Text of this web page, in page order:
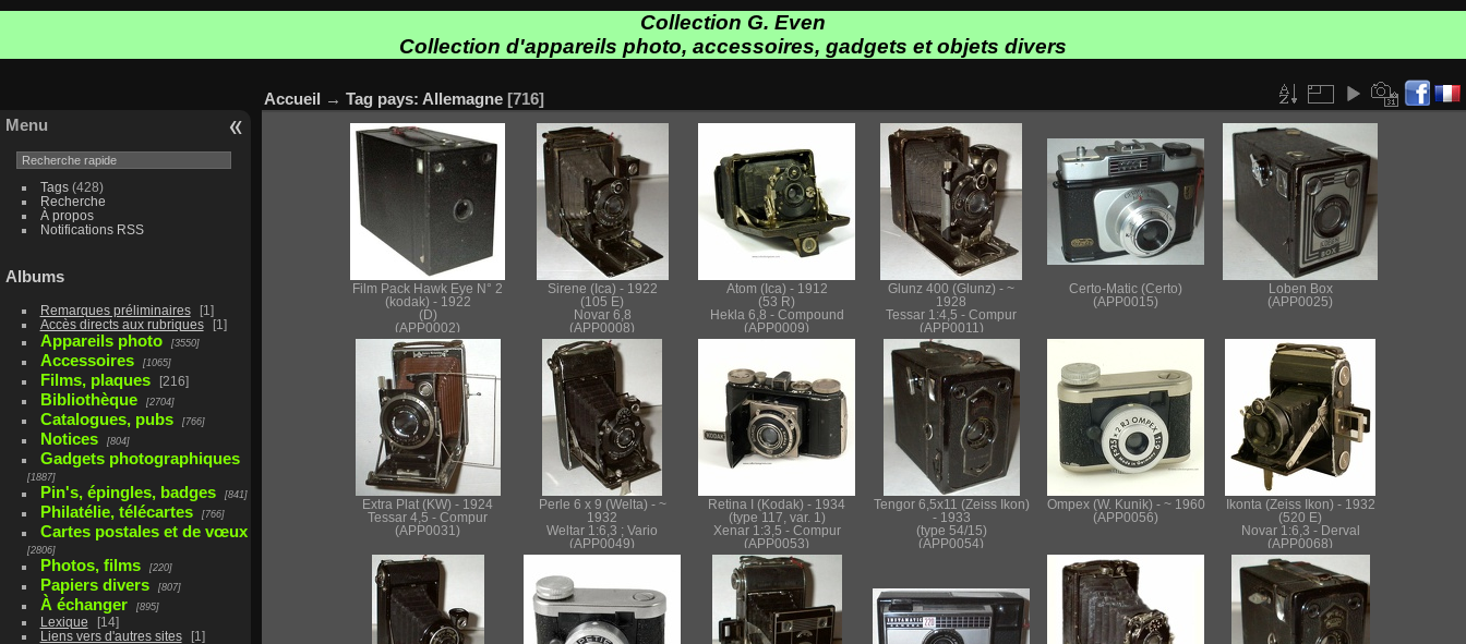
Collection G. Even
Collection d'appareils photo, accessoires, gadgets et objets divers
Menu
Tags(428)
Recherche
À propos
Notifications RSS
Albums
Remarques préliminaires
1
Accès directs aux rubriques
1
Appareils photo 3550
Accessoires 1065
Films, plaques 216
Bibliothèque 2704
Catalogues, pubs 766
Notices 804
Gadgets photographiques
1887
Pin's, épingles, badges 841
Philatélie, télécartes 766
Cartes postales et de vœux
2806
Photos, films 220
Papiers divers 807
À échanger 895
Lexique
14
Liens vers d'autres sites
1
Accueil → Tag pays: Allemagne 716
Film Pack Hawk Eye N° 2
(kodak) - 1922
(D)
(APP0002)
Sirene (Ica) - 1922
(105 E)
Novar 6,8
(APP0008)
Atom (Ica) - 1912
(53 R)
Hekla 6,8 - Compound
(APP0009)
Glunz 400 (Glunz) - ~
1928
Tessar 1:4,5 - Compur
(APP0011)
Certo-Matic (Certo)
(APP0015)
Loben Box
(APP0025)
Extra Plat (KW) - 1924
Tessar 4,5 - Compur
(APP0031)
Perle 6 x 9 (Welta) - ~
1932
Weltar 1:6,3 ; Vario
(APP0049)
Retina I (Kodak) - 1934
(type 117, var. 1)
Xenar 1:3,5 - Compur
(APP0053)
Tengor 6,5x11 (Zeiss Ikon)
- 1933
(type 54/15)
(APP0054)
Ompex (W. Kunik) - ~ 1960
(APP0056)
Ikonta (Zeiss Ikon) - 1932
(520 E)
Novar 1:6,3 - Derval
(APP0068)